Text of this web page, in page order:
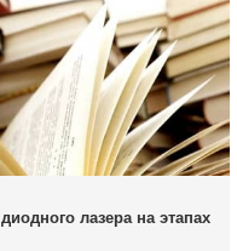
лазера на этапах